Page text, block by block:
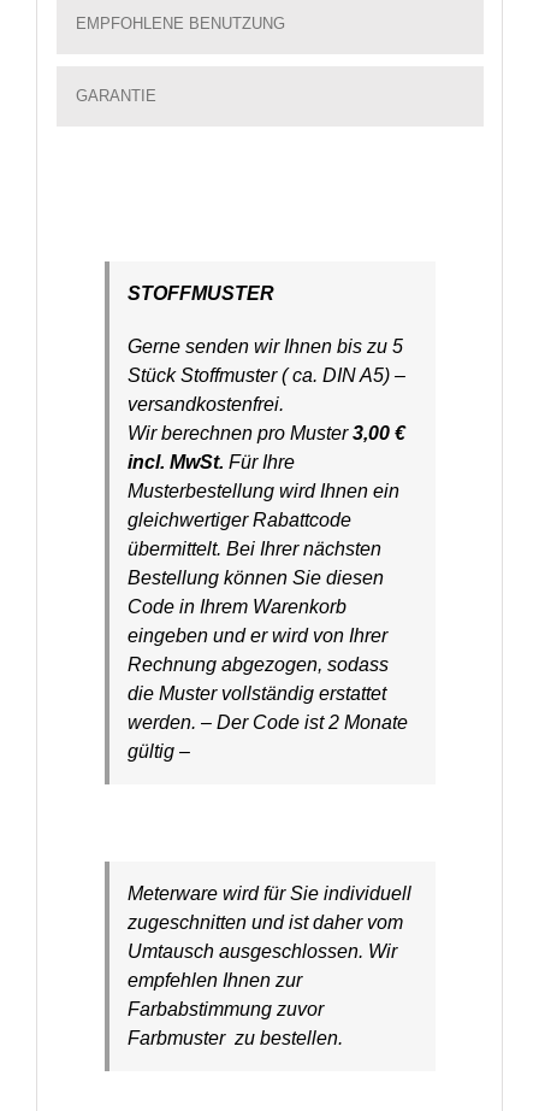
EMPFOHLENE BENUTZUNG
GARANTIE
STOFFMUSTER
Gerne senden wir Ihnen bis zu 5
Stück Stoffmuster ( ca. DIN A5) –
versandkostenfrei.
Wir berechnen pro Muster3,00 €
incl. MwSt. Für Ihre
Musterbestellung wird Ihnen ein
gleichwertiger Rabattcode
übermittelt. Bei Ihrer nächsten
Bestellung können Sie diesen
Code in Ihrem Warenkorb
eingeben und er wird von Ihrer
Rechnung abgezogen, sodass
die Muster vollständig erstattet
werden. – Der Code ist 2 Monate
gültig –
Meterware wird für Sie individuell
zugeschnitten und ist daher vom
Umtausch ausgeschlossen. Wir
empfehlen Ihnen zur
Farbabstimmung zuvor
Farbmuster zu bestellen.